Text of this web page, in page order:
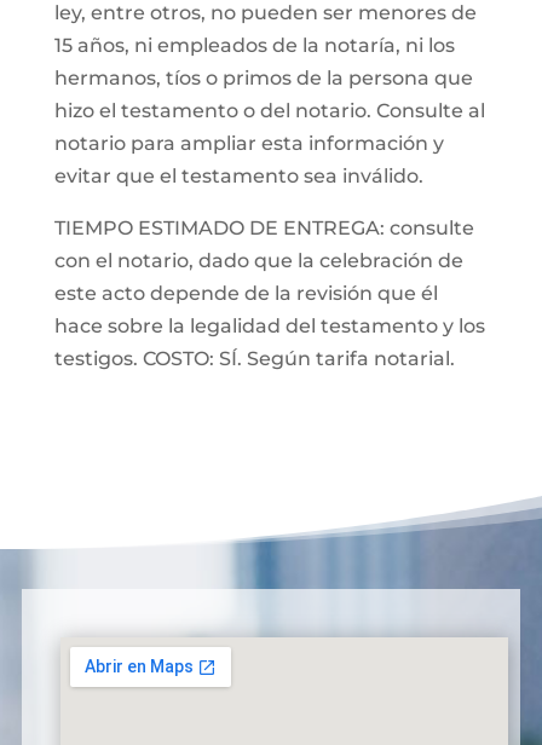
ley, entre otros, no pueden ser menores de
15 años, ni empleados de la notaría, ni los
hermanos, tíos o primos de la persona que
hizo el testamento o del notario. Consulte al
notario para ampliar esta información y
evitar que el testamento sea inválido.
TIEMPO ESTIMADO DE ENTREGA: consulte
con el notario, dado que la celebración de
este acto depende de la revisión que él
hace sobre la legalidad del testamento y los
testigos. COSTO: SÍ. Según tarifa notarial.